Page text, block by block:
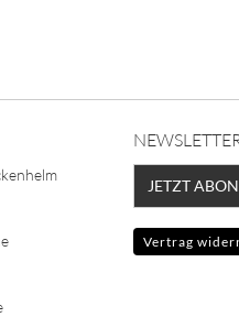
JETZT
Vertrag